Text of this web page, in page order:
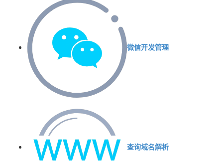
微信开发管理
查询域名解析